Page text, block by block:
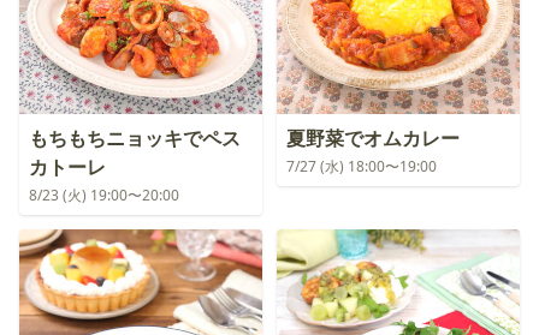
もちもちニョッキでペス
カトーレ
8/23 (火) 19:00〜20:00
夏野菜でオムカレー
7/27 (水) 18:00〜19:00